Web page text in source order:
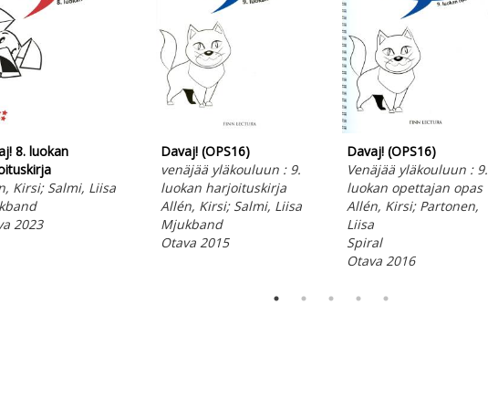
8. luokan
Kirsi; Salmi, Liisa
2023
Davaj! (OPS16)
venäjää yläkouluun : 9.
luokan harjoituskirja
Allén, Kirsi; Salmi, Liisa
Mjukband
Otava 2015
Davaj! (OPS16)
Venäjää yläkouluun : 9.
luokan opettajan opas
Allén, Kirsi; Partonen,
Liisa
Spiral
Otava 2016